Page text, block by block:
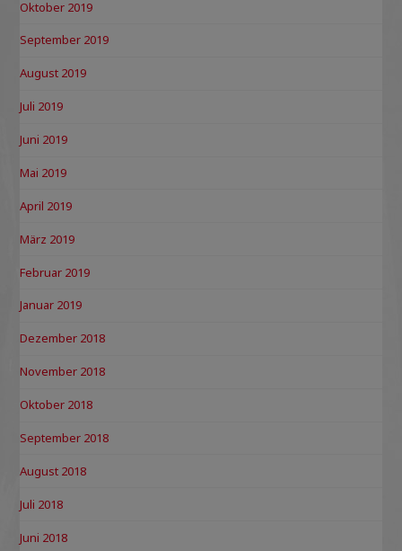
Oktober 2019
September 2019
August 2019
Juli 2019
Juni 2019
Mai 2019
April 2019
März 2019
Februar 2019
Januar 2019
Dezember 2018
November 2018
Oktober 2018
September 2018
August 2018
Juli 2018
Juni 2018